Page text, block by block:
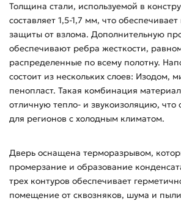
Толщина стали, используемой в
составляет 1,5-1,7 мм, что
защиты от взлома. Дополнительную
обеспечивают ребра жесткости,
распределенные по всему полотну.
состоит из нескольких слоев: Изодом,
пенопласт. Такая комбинация
отличную тепло- и звукоизоляцию, что
для регионов с холодным климатом.
Дверь оснащена терморазрывом,
промерзание и образование
трех контуров обеспечивает
помещение от сквозняков, шума и